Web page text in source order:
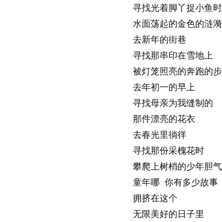
寻找光着脚丫捉小鱼时
水面荡起的金色的涟漪
去新年的街巷
寻找那串印在雪地上
被灯笼照亮的奔跑的
去年初一的早上
寻找母亲为我缝制的
那件漂亮的花衣
去春光里徜徉
寻找那份采槐花时
攀爬上树梢的少年胆气
童年哪 你有多少故事
拥挤在这个
无限美好的日子里